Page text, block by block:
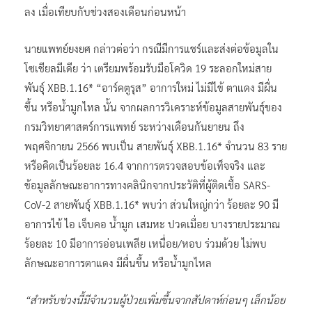
ลง เมื่อเทียบกับช่วงสองเดือนก่อนหน้า
นายแพทย์ยงยศ กล่าวต่อว่า กรณีมีการแชร์และส่งต่อข้อมูลใน
โซเชียลมีเดีย ว่า เตรียมพร้อมรับมือโควิด 19 ระลอกใหม่สาย
พันธุ์ XBB.1.16* “อาร์คตูรุส” อาการใหม่ ไม่มีไข้ ตาแดง มีผื่น
ขึ้น หรือน้ำมูกไหล นั้น จากผลการวิเคราะห์ข้อมูลสายพันธุ์ของ
กรมวิทยาศาสตร์การแพทย์ ระหว่างเดือนกันยายน ถึง
พฤศจิกายน 2566 พบเป็น สายพันธุ์ XBB.1.16* จำนวน 83 ราย
หรือคิดเป็นร้อยละ 16.4 จากการตรวจสอบข้อเท็จจริง และ
ข้อมูลลักษณะอาการทางคลินิกจากประวัติที่ผู้ติดเชื้อ SARS-
CoV-2 สายพันธุ์ XBB.1.16* พบว่า ส่วนใหญ่กว่า ร้อยละ 90 มี
อาการไข้ ไอ เจ็บคอ น้ำมูก เสมหะ ปวดเมื่อย บางรายประมาณ
ร้อยละ 10 มีอาการอ่อนเพลีย เหนื่อย/หอบ ร่วมด้วย ไม่พบ
ลักษณะอาการตาแดง มีผื่นขึ้น หรือน้ำมูกไหล
“สำหรับช่วงนี้มีจำนวนผู้ป่วยเพิ่มขึ้นจากสัปดาห์ก่อนๆ เล็กน้อย